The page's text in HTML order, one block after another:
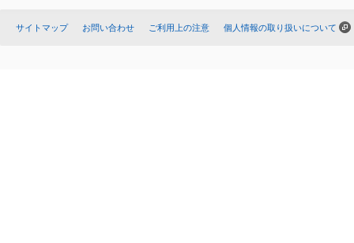
サイトマップ お問い合わせ ご利用上の注意 個人情報の取り扱いについて